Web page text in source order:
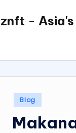
Skip
-
Posted
in
Blog